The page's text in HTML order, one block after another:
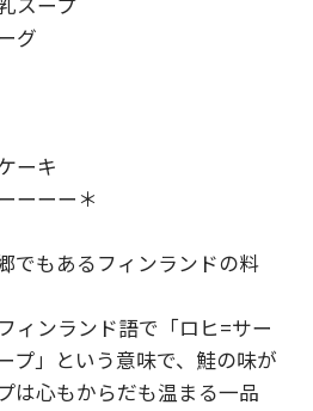
グ
ーキ
ーーー＊
でもあるフィンランドの料
ィンランド語で「ロヒ=サー
プ」という意味で、鮭の味が
は心もからだも温まる一品